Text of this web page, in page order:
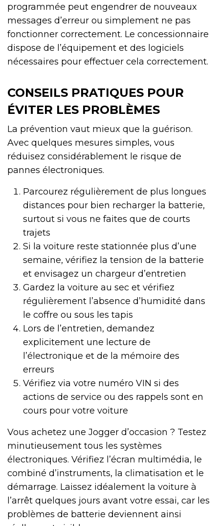
programmée peut engendrer de nouveaux
messages d’erreur ou simplement ne pas
fonctionner correctement. Le concessionnaire
dispose de l’équipement et des logiciels
nécessaires pour effectuer cela correctement.
CONSEILS PRATIQUES POUR
ÉVITER LES PROBLÈMES
La prévention vaut mieux que la guérison.
Avec quelques mesures simples, vous
réduisez considérablement le risque de
pannes électroniques.
Parcourez régulièrement de plus longues
distances pour bien recharger la batterie,
surtout si vous ne faites que de courts
trajets
Si la voiture reste stationnée plus d’une
semaine, vérifiez la tension de la batterie
et envisagez un chargeur d’entretien
Gardez la voiture au sec et vérifiez
régulièrement l’absence d’humidité dans
le coffre ou sous les tapis
Lors de l’entretien, demandez
explicitement une lecture de
l’électronique et de la mémoire des
erreurs
Vérifiez via votre numéro VIN si des
actions de service ou des rappels sont en
cours pour votre voiture
Vous achetez une Jogger d’occasion ? Testez
minutieusement tous les systèmes
électroniques. Vérifiez l’écran multimédia, le
combiné d’instruments, la climatisation et le
démarrage. Laissez idéalement la voiture à
l’arrêt quelques jours avant votre essai, car les
problèmes de batterie deviennent ainsi